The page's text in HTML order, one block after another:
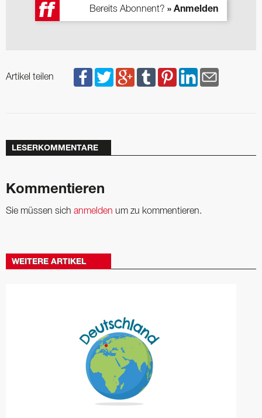
Bereits Abonnent? » Anmelden
Artikel teilen
LESERKOMMENTARE
Kommentieren
Sie müssen sich anmelden um zu kommentieren.
WEITERE ARTIKEL